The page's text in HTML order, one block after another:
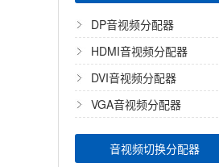
DP音视频分配器
HDMI音视频分配器
DVI音视频分配器
VGA音视频分配器
音视频切换分配器